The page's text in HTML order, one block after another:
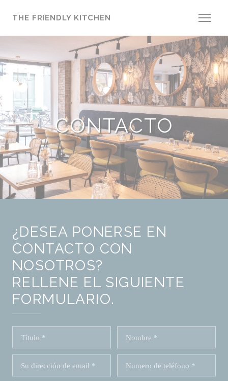
THE FRIENDLY KITCHEN
CONTACTO
¿DESEA PONERSE EN
CONTACTO CON
NOSOTROS?
RELLENE EL SIGUIENTE
FORMULARIO.